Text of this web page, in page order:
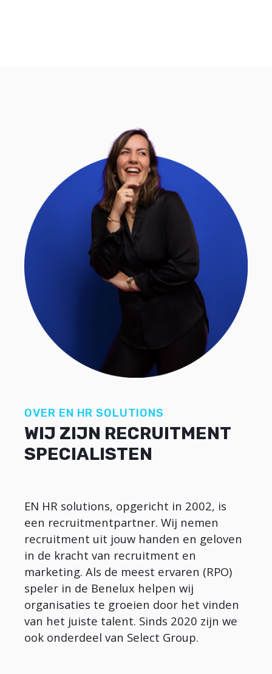
OVER EN HR SOLUTIONS
WIJ ZIJN RECRUITMENT
SPECIALISTEN
EN HR solutions, opgericht in 2002, is
een recruitmentpartner. Wij nemen
recruitment uit jouw handen en geloven
in de kracht van recruitment en
marketing. Als de meest ervaren (RPO)
speler in de Benelux helpen wij
organisaties te groeien door het vinden
van het juiste talent. Sinds 2020 zijn we
ook onderdeel van Select Group.